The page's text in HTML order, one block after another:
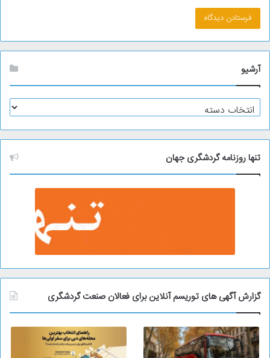
آرشیو
ر
ش
ی
و
تنها روزنامه گردشگری جهان
گزارش آگهی های توریسم آنلاین برای فعالان صنعت گردشگری